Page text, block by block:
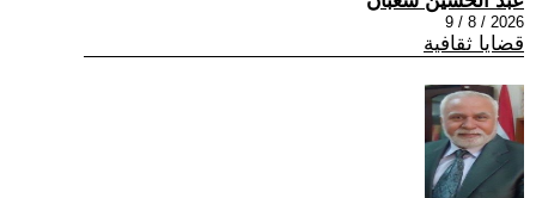
2026 / 8 / 9
قضايا ثقافية